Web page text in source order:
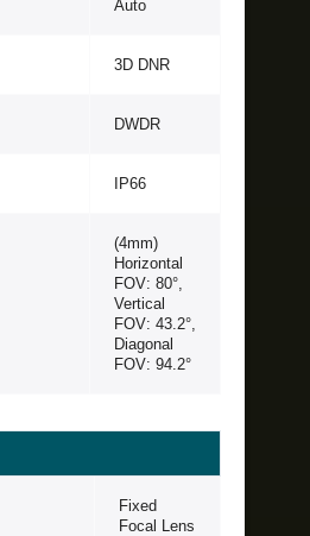
Auto
3D DNR
DWDR
IP66
(4mm)
Horizontal
FOV: 80°,
Vertical
FOV: 43.2°,
Diagonal
FOV: 94.2°
Fixed
Focal Lens